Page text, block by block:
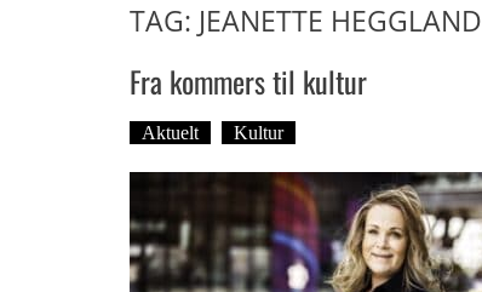
TAG: JEANETTE HEGGLAND
Fra kommers til kultur
Aktuelt Kultur